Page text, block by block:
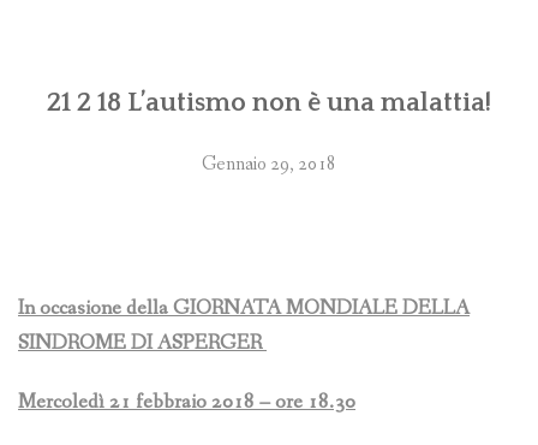
21 2 18 L’autismo non è una malattia!
Gennaio 29, 2018
In occasione della GIORNATA MONDIALE DELLA
SINDROME DI ASPERGER
Mercoledì 21 febbraio 2018 – ore 18.30